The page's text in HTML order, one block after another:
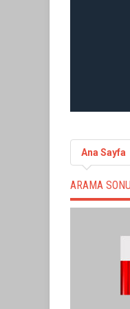
Ana Sayfa
ARAMA